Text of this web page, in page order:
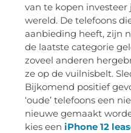
van te kopen
wereld. De telefoons
aanbieding heeft, zijn
de laatste categorie
zoveel anderen
ze op de vuilnisbelt.
Bijkomend positief
‘oude’ telefoons een
nieuwe gemaakt
kies een iPhone 12